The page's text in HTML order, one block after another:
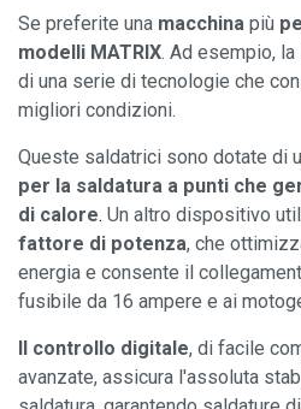
Se preferite una macchina più
modelli MATRIX. Ad esempio,
di una serie di tecnologie che
migliori condizioni.
Queste saldatrici sono dotate di
per la saldatura a punti che
di calore. Un altro dispositivo
fattore di potenza, che
energia e consente il
fusibile da 16 ampere e ai
Il controllo digitale, di facile
avanzate, assicura l'assoluta